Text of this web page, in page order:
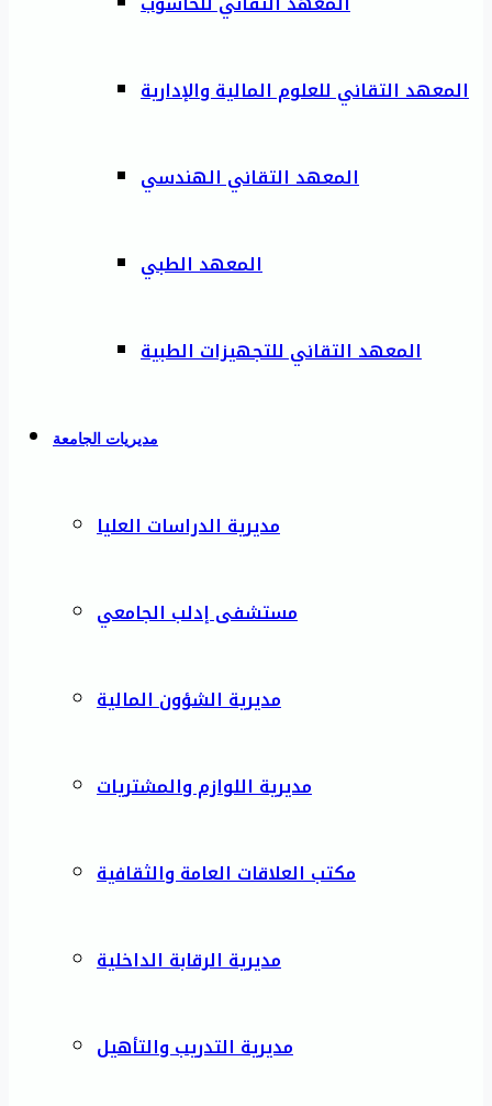
المعهد التقاني للعلوم المالية والإدارية
المعهد التقاني الهندسي
المعهد الطبي
المعهد التقاني للتجهيزات الطبية
مديريات الجامعة
مديرية الدراسات العليا
مستشفى إدلب الجامعي
مديرية الشؤون المالية
مديرية اللوازم والمشتريات
مكتب العلاقات العامة والثقافية
مديرية الرقابة الداخلية
مديرية التدريب والتأهيل